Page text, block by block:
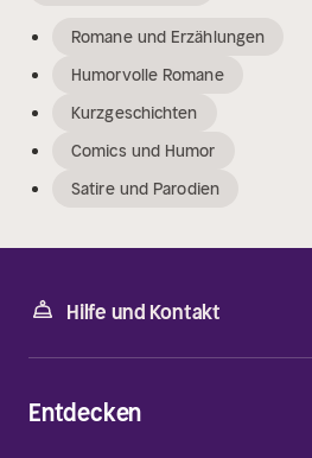
Romane und Erzählungen
Humorvolle Romane
Kurzgeschichten
Comics und Humor
Satire und Parodien
Hilfe und Kontakt
Entdecken